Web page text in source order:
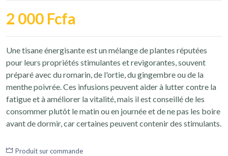
2 000 Fcfa
Une tisane énergisante est un mélange de plantes réputées
pour leurs propriétés stimulantes et revigorantes, souvent
préparé avec du romarin, de l'ortie, du gingembre ou de la
menthe poivrée. Ces infusions peuvent aider à lutter contre la
fatigue et à améliorer la vitalité, mais il est conseillé de les
consommer plutôt le matin ou en journée et de ne pas les boire
avant de dormir, car certaines peuvent contenir des stimulants.
Produit sur commande